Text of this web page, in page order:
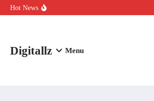
Aller au contenu
Hot News
Comment l’IA simplifie la data de caisse
Digitallz Menu